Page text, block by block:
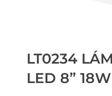
LT0234
LED 8”